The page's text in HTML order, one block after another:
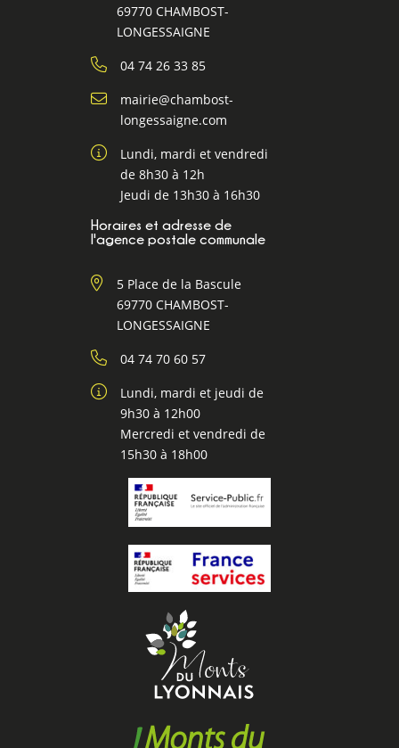
69770 CHAMBOST-
LONGESSAIGNE
04 74 26 33 85
mairie@chambost-
longessaigne.com
Lundi, mardi et vendredi
de 8h30 à 12h
Jeudi de 13h30 à 16h30
Horaires et adresse de
l'agence postale communale
5 Place de la Bascule
69770 CHAMBOST-
LONGESSAIGNE
04 74 70 60 57
Lundi, mardi et jeudi de
9h30 à 12h00
Mercredi et vendredi de
15h30 à 18h00